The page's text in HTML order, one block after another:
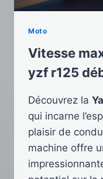
Moto
Vitesse
yzf r125
Découvrez la
qui incarne
plaisir de
machine offre